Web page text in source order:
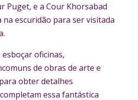
Puget, e a Cour Khorsabad
escuridão para ser visitada
oficinas,
de obras de arte e
obter detalhes
essa fantástica